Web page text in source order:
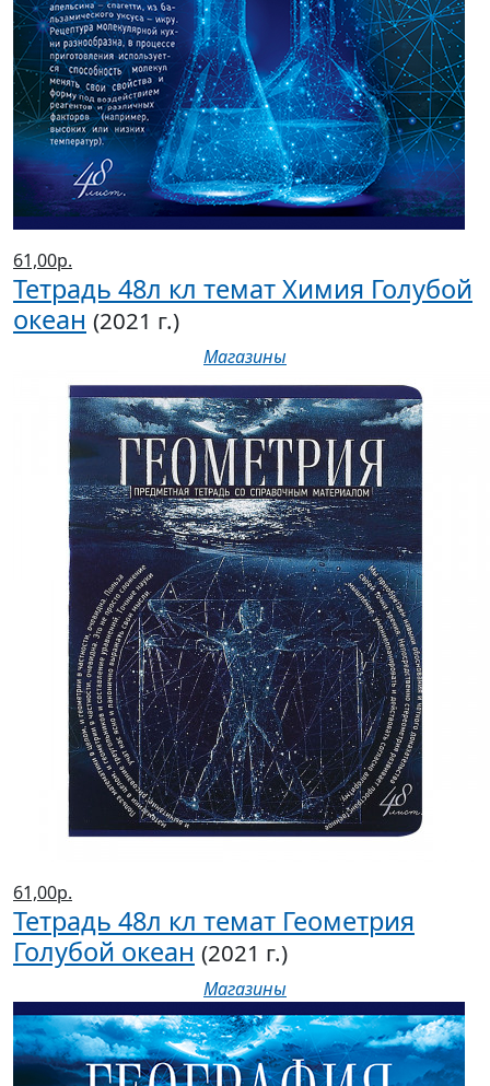
61,00р.
Тетрадь 48л кл темат Химия Голубой
океан (2021 г.)
Магазины
61,00р.
Тетрадь 48л кл темат Геометрия
Голубой океан (2021 г.)
Магазины